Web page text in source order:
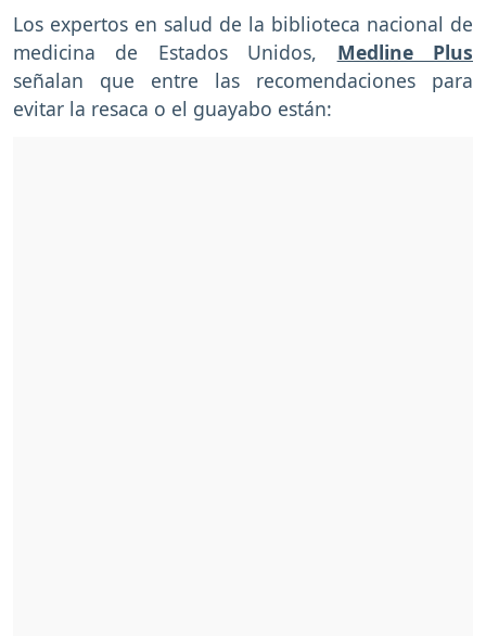
Los expertos en salud de la biblioteca nacional de
medicina de Estados Unidos, Medline Plus
señalan que entre las recomendaciones para
evitar la resaca o el guayabo están: